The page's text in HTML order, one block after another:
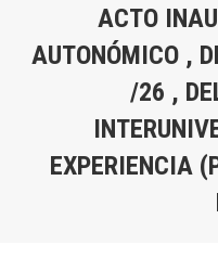
ACTO
AUTONÓMICO ,
/26 ,
EXPERIENCIA